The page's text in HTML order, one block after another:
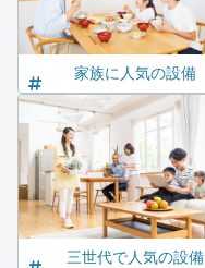
家族に人気の設備
三世代で人気の設備